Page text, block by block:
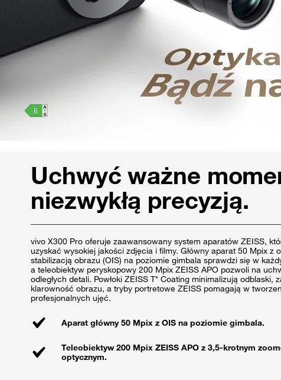
Uchwyć ważne
niezwykłą precyzją.
vivo X300 Pro oferuje zaawansowany system aparatów ZEISS,
uzyskać wysokiej jakości zdjęcia i filmy. Główny aparat 50 Mpix z
stabilizacją obrazu (OIS) na poziomie gimbala sprawdzi się w
a teleobiektyw peryskopowy 200 Mpix ZEISS APO pozwoli na
odległych detali. Powłoki ZEISS T* Coating minimalizują odblaski,
klarowność obrazu, a tryby portretowe ZEISS pomagają w
profesjonalnych ujęć.
Aparat główny 50 Mpix z OIS na poziomie gimbala.
Teleobiektyw 200 Mpix ZEISS APO z 3,5-krotnym
optycznym.